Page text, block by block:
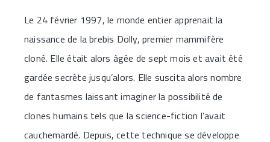
Le 24 février 1997, le monde entier apprenait la
naissance de la brebis Dolly, premier mammifère
cloné. Elle était alors âgée de sept mois et avait été
gardée secrète jusqu’alors. Elle suscita alors nombre
de fantasmes laissant imaginer la possibilité de
clones humains tels que la science-fiction l’avait
cauchemardé. Depuis, cette technique se développe